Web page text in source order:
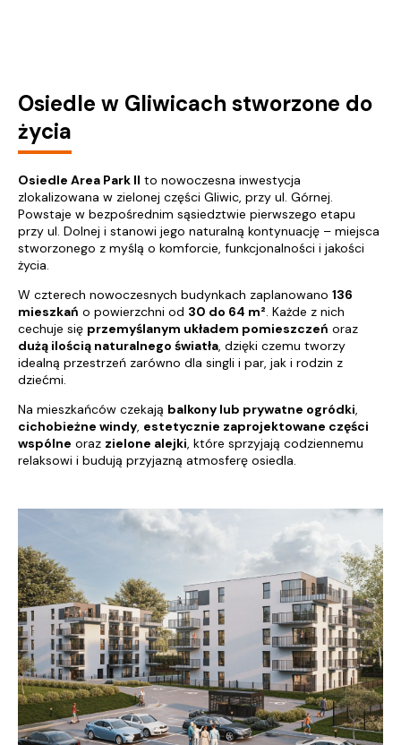
Osiedle w Gliwicach stworzone do
życia
Osiedle Area Park II to nowoczesna inwestycja
zlokalizowana w zielonej części Gliwic, przy ul. Górnej.
Powstaje w bezpośrednim sąsiedztwie pierwszego etapu
przy ul. Dolnej i stanowi jego naturalną kontynuację – miejsca
stworzonego z myślą o komforcie, funkcjonalności i jakości
życia.
W czterech nowoczesnych budynkach zaplanowano 136
mieszkań o powierzchni od 30 do 64 m². Każde z nich
cechuje się przemyślanym układem pomieszczeń oraz
dużą ilością naturalnego światła, dzięki czemu tworzy
idealną przestrzeń zarówno dla singli i par, jak i rodzin z
dziećmi.
Na mieszkańców czekają balkony lub prywatne ogródki,
cichobieżne windy, estetycznie zaprojektowane części
wspólne oraz zielone alejki, które sprzyjają codziennemu
relaksowi i budują przyjazną atmosferę osiedla.